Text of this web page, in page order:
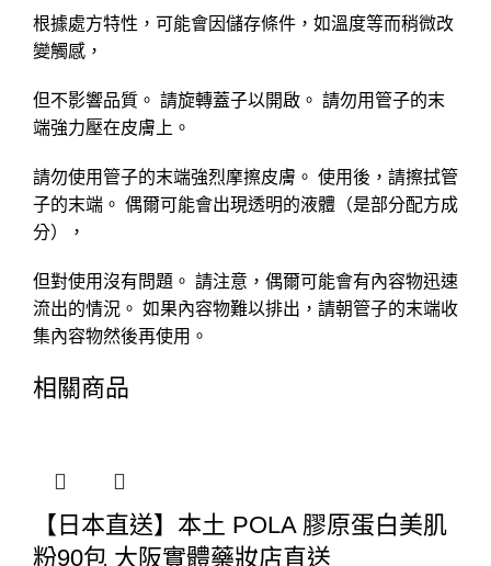
根據處方特性，可能會因儲存條件，如溫度等而稍微改
變觸感，
但不影響品質。 請旋轉蓋子以開啟。 請勿用管子的末
端強力壓在皮膚上。
請勿使用管子的末端強烈摩擦皮膚。 使用後，請擦拭管
子的末端。 偶爾可能會出現透明的液體（是部分配方成
分），
但對使用沒有問題。 請注意，偶爾可能會有內容物迅速
流出的情況。 如果內容物難以排出，請朝管子的末端收
集內容物然後再使用。
相關商品
【日本直送】本土 POLA 膠原蛋白美肌
粉90包 大阪實體藥妝店直送